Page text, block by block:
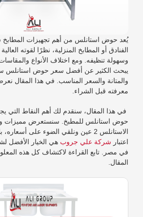
يُعد حوض استانلس من أهم تجهيزات المطابخ
الفنادق أو المطابخ المنزلية، نظرًا لقوته
وسهولة تنظيفه. ومع اختلاف الأنواع
يبحث الكثير عن أفضل سعر حوض استانلس
والمتانة والسعر المناسب. في هذا المقال
معرفته قبل الشراء.
في هذا المقال، سنقدم لك أهم النقاط التي
حوض استانلس للمطبخ. سنستعرض مميزات
الاستانلس 2 عين ونلقي الضوء على
اعتبار شركة علي جروب هي الخيار الأفضل
في مصر. تابع القراءة لاكتشاف كل هذه
المقال.